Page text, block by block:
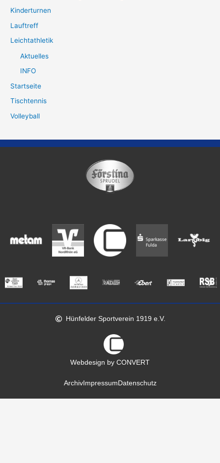
Kinderturnen
Lauftreff
Leichtathletik
Aktuelles
INFO
Startseite
Tischtennis
Volleyball
Hünfelder Sportverein 1919 e.V.
Webdesign by CONVERT
ArchivImpressum Datenschutz